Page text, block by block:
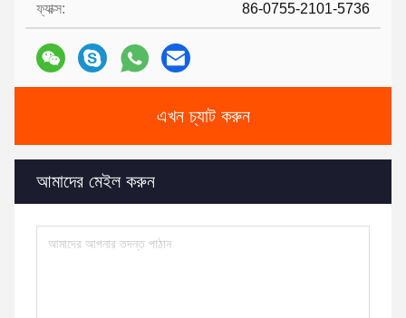
ফ্যাক্স: 86-0755-2101-5736
এখন চ্যাট করুন
আমাদের মেইল ​​করুন